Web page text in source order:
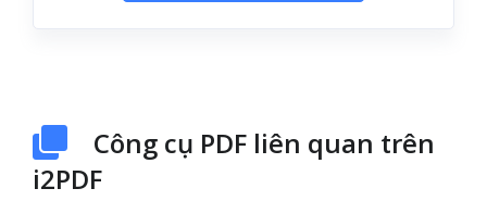
Công cụ PDF liên quan trên
i2PDF